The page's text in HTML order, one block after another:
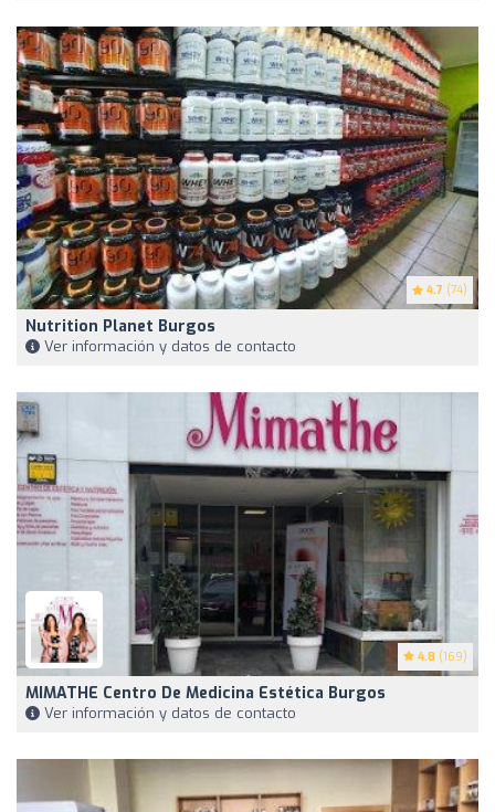
4.7 (74)
Nutrition Planet Burgos
Ver información y datos de contacto
4.8 (169)
MIMATHE Centro De Medicina Estética Burgos
Ver información y datos de contacto